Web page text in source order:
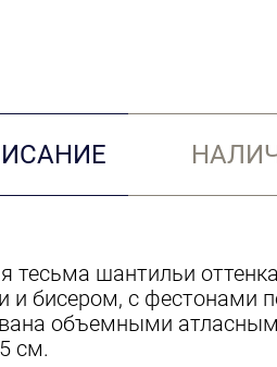
тесьма шантильи
и бисером, с фестонами
объемными
см.